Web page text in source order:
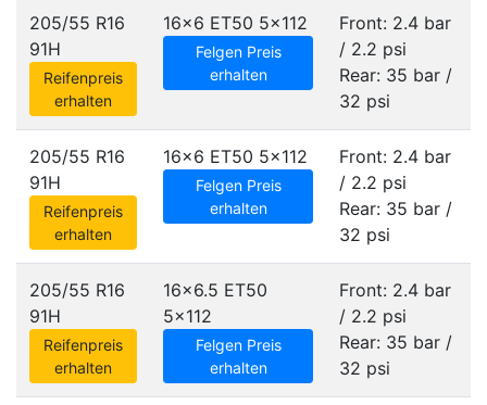
205/55 R16
91H
Reifenpreis
erhalten
16x6 ET50 5x112
Felgen Preis
erhalten
Front: 2.4 bar
/ 2.2 psi
Rear: 35 bar /
32 psi
205/55 R16
91H
Reifenpreis
erhalten
16x6 ET50 5x112
Felgen Preis
erhalten
Front: 2.4 bar
/ 2.2 psi
Rear: 35 bar /
32 psi
205/55 R16
91H
Reifenpreis
erhalten
16x6.5 ET50
5x112
Felgen Preis
erhalten
Front: 2.4 bar
/ 2.2 psi
Rear: 35 bar /
32 psi